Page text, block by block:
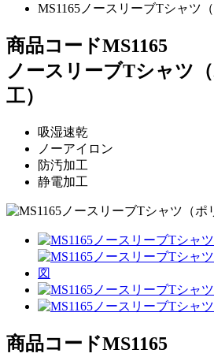
MS1165ノースリーブTシャツ
商品コードMS1165
ノースリーブTシャツ
工）
吸湿速乾
ノーアイロン
防汚加工
静電加工
商品コードMS1165